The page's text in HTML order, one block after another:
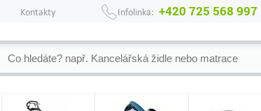
Kontakty Infolinka: +420 725 568 997